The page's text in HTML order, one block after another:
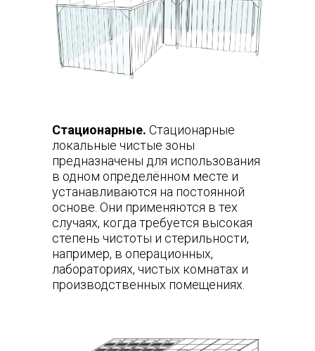
Стационарные. Стационарные
локальные чистые зоны
предназначены для использования
в одном определённом месте и
устанавливаются на постоянной
основе. Они применяются в тех
случаях, когда требуется высокая
степень чистоты и стерильности,
например, в операционных,
лабораториях, чистых комнатах и
производственных помещениях.